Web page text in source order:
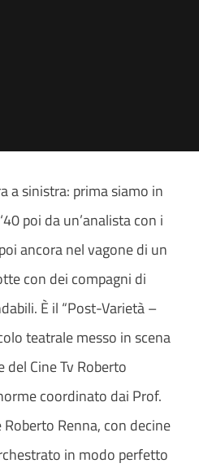
a sinistra: prima siamo in
poi da un’analista con i
ancora nel vagone di un
con dei compagni di
È il “Post-Varietà –
teatrale messo in scena
del Cine Tv Roberto
coordinato dai Prof.
Renna, con decine
in modo perfetto